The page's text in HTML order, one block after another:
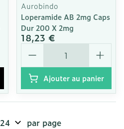
Aurobindo
Loperamide AB 2mg Caps
Dur 200 X 2mg
18,23 €
Quantité
Ajouter au panier
par page